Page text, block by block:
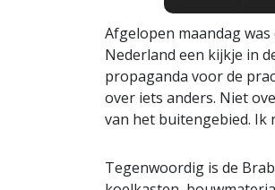
Afgelopen maandag
Nederland een kijkje in
propaganda voor de
over iets anders. Niet
van het buitengebied. Ik
Tegenwoordig is de